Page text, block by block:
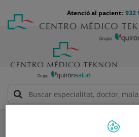
contingut
Menú
teléfono
cabecera
932
Atenció al pacient:
Especialitats
Dr. José María